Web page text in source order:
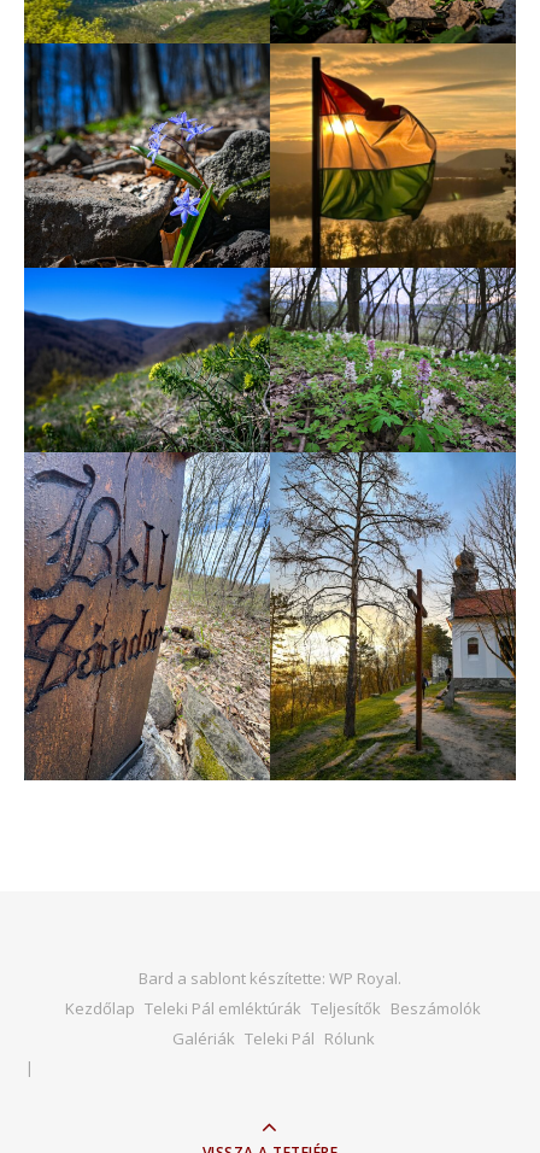
Bard a sablont készítette: WP Royal.
Kezdőlap Teleki Pál emléktúrák Teljesítők Beszámolók
Galériák Teleki Pál Rólunk